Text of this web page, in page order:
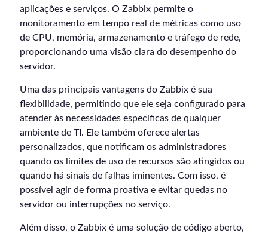
aplicações e serviços. O Zabbix permite o
monitoramento em tempo real de métricas como uso
de CPU, memória, armazenamento e tráfego de rede,
proporcionando uma visão clara do desempenho do
servidor.
Uma das principais vantagens do Zabbix é sua
flexibilidade, permitindo que ele seja configurado para
atender às necessidades específicas de qualquer
ambiente de TI. Ele também oferece alertas
personalizados, que notificam os administradores
quando os limites de uso de recursos são atingidos ou
quando há sinais de falhas iminentes. Com isso, é
possível agir de forma proativa e evitar quedas no
servidor ou interrupções no serviço.
Além disso, o Zabbix é uma solução de código aberto,